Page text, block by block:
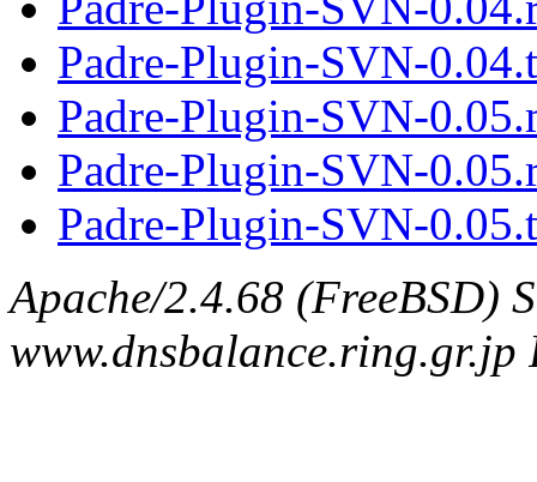
Padre-Plugin-SVN-
Padre-Plugin-SVN-
Padre-Plugin-SVN-
Padre-Plugin-SVN-
Apache/2.4.68 (FreeBSD)
www.dnsbalance.ring.gr.jp